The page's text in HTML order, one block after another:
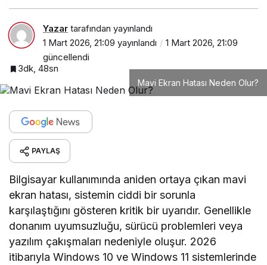
Yazar tarafından yayınlandı
1 Mart 2026, 21:09 yayınlandı
1 Mart 2026, 21:09
güncellendi
3dk, 48sn
Mavi Ekran Hatası Neden Olur?
PAYLAŞ
Bilgisayar kullanımında aniden ortaya çıkan mavi
ekran hatası, sistemin ciddi bir sorunla
karşılaştığını gösteren kritik bir uyarıdır. Genellikle
donanım uyumsuzluğu, sürücü problemleri veya
yazılım çakışmaları nedeniyle oluşur. 2026
itibarıyla Windows 10 ve Windows 11 sistemlerinde